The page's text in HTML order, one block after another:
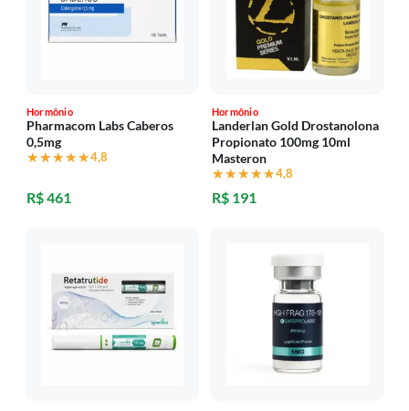
Hormônio
Pharmacom Labs Caberos
0,5mg
★★★★★
★★★★★4,8
R$ 461
Hormônio
Landerlan Gold Drostanolona
Propionato 100mg 10ml
Masteron
★★★★★
★★★★★4,8
R$ 191